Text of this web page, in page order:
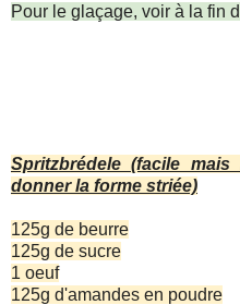
Pour le glaçage, voir à la fin
Spritzbrédele (facile
donner la forme striée)
125g de beurre
125g de sucre
1 oeuf
125g d'amandes en poudre